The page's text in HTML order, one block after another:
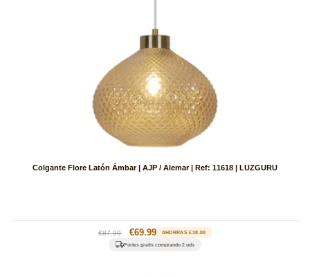
Colgante Flore Latón Ámbar | AJP / Alemar | Ref: 11618 | LUZGURU
Precio
habitual
€87.99
Precio
de
€69.99 AHORRAS €18.00
Portes gratis comprando 2 uds